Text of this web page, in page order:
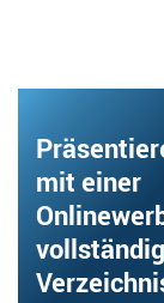
mit einer